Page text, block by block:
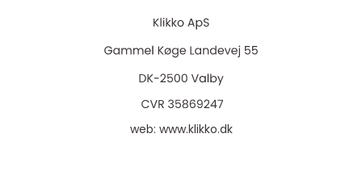
web: www.klikko.dk